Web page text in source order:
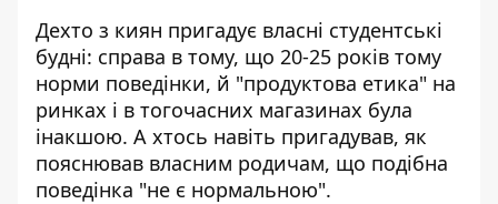
Дехто з киян пригадує власні студентські
будні: справа в тому, що 20-25 років тому
норми поведінки, й "продуктова етика" на
ринках і в тогочасних магазинах була
інакшою. А хтось навіть пригадував, як
пояснював власним родичам, що подібна
поведінка "не є нормальною".